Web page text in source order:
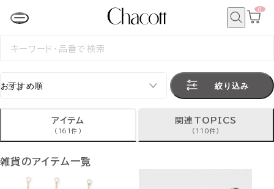
カ
0
検
絞り込み
アイテム
(161件)
関連TOPICS
(110件)
雑貨のアイテム一覧